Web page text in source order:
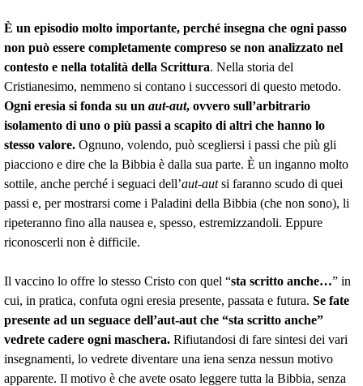
È un episodio molto importante, perché insegna che ogni passo
non può essere completamente compreso se non analizzato nel
contesto e nella totalità della Scrittura. Nella storia del
Cristianesimo, nemmeno si contano i successori di questo metodo.
Ogni eresia si fonda su un aut-aut, ovvero sull’arbitrario
isolamento di uno o più passi a scapito di altri che hanno lo
stesso valore. Ognuno, volendo, può scegliersi i passi che più gli
piacciono e dire che la Bibbia è dalla sua parte. È un inganno molto
sottile, anche perché i seguaci dell’aut-autsi faranno scudo di quei
passi e, per mostrarsi come i Paladini della Bibbia (che non sono), li
ripeteranno fino alla nausea e, spesso, estremizzandoli. Eppure
riconoscerli non è difficile.
Il vaccino lo offre lo stesso Cristo con quel “sta scritto anche…” in
cui, in pratica, confuta ogni eresia presente, passata e futura. Se fate
presente ad un seguace dell’aut-aut che “sta scritto anche”
vedrete cadere ogni maschera. Rifiutandosi di fare sintesi dei vari
insegnamenti, lo vedrete diventare una iena senza nessun motivo
apparente. Il motivo è che avete osato leggere tutta la Bibbia, senza